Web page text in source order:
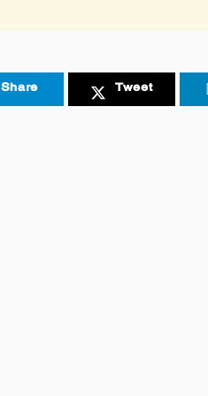
Share Tweet